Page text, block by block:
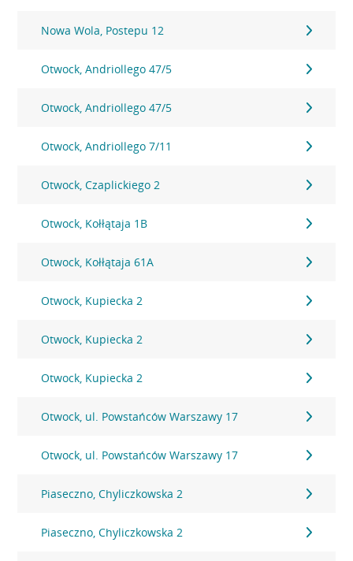
Nowa Wola, Postepu 12
Otwock, Andriollego 47/5
Otwock, Andriollego 47/5
Otwock, Andriollego 7/11
Otwock, Czaplickiego 2
Otwock, Kołłątaja 1B
Otwock, Kołłątaja 61A
Otwock, Kupiecka 2
Otwock, Kupiecka 2
Otwock, Kupiecka 2
Otwock, ul. Powstańców Warszawy 17
Otwock, ul. Powstańców Warszawy 17
Piaseczno, Chyliczkowska 2
Piaseczno, Chyliczkowska 2